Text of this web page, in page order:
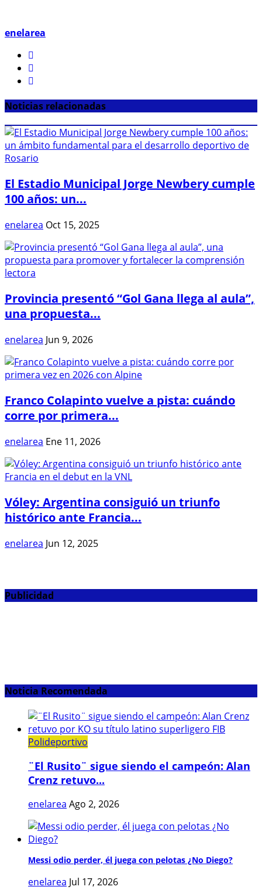
enelarea
Noticias relacionadas
El Estadio Municipal Jorge Newbery cumple
100 años: un...
enelarea Oct 15, 2025
Provincia presentó “Gol Gana llega al aula”,
una propuesta...
enelarea Jun 9, 2026
Franco Colapinto vuelve a pista: cuándo
corre por primera...
enelarea Ene 11, 2026
Vóley: Argentina consiguió un triunfo
histórico ante Francia...
enelarea Jun 12, 2025
Publicidad
Noticia Recomendada
Polideportivo
¨El Rusito¨ sigue siendo el campeón: Alan
Crenz retuvo...
enelarea Ago 2, 2026
Messi odio perder, él juega con pelotas ¿No Diego?
enelarea Jul 17, 2026